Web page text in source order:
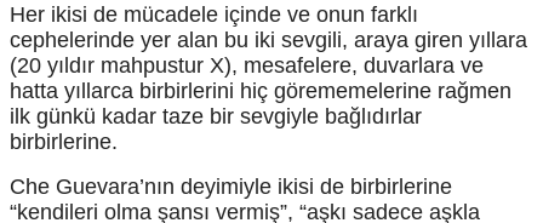
Her ikisi de mücadele içinde ve onun farklı
cephelerinde yer alan bu iki sevgili, araya giren yıllara
(20 yıldır mahpustur X), mesafelere, duvarlara ve
hatta yıllarca birbirlerini hiç görememelerine rağmen
ilk günkü kadar taze bir sevgiyle bağlıdırlar
birbirlerine.
Che Guevara’nın deyimiyle ikisi de birbirlerine
“kendileri olma şansı vermiş”, “aşkı sadece aşkla